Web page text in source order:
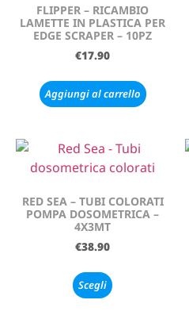
FLIPPER – RICAMBIO
LAMETTE IN PLASTICA PER
EDGE SCRAPER – 10PZ
€17.90
Aggiungi al carrello
RED SEA – TUBI COLORATI
POMPA DOSOMETRICA –
4X3MT
€38.90
Scegli